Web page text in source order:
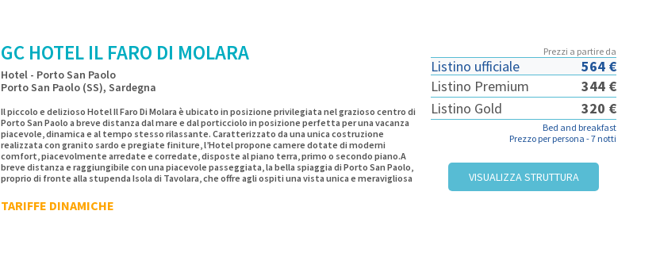
Località vicine: Castelsardo, Stintino, Santa Teresa di Gallura
GC HOTEL IL FARO DI MOLARA
Hotel - Porto San Paolo
Porto San Paolo (SS), Sardegna
Il piccolo e delizioso Hotel Il Faro Di Molara è ubicato in posizione privilegiata nel grazioso centro di
Porto San Paolo a breve distanza dal mare e dal porticciolo in posizione perfetta per una vacanza
piacevole, dinamica e al tempo stesso rilassante. Caratterizzato da una unica costruzione
realizzata con granito sardo e pregiate finiture, l’Hotel propone camere dotate di moderni
comfort, piacevolmente arredate e corredate, disposte al piano terra, primo o secondo piano.A
breve distanza e raggiungibile con una piacevole passeggiata, la bella spiaggia di Porto San Paolo,
proprio di fronte alla stupenda Isola di Tavolara, che offre agli ospiti una vista unica e meravigliosa
tipo di servizio, a breve distanza dalle numerose bellissime spiagge e calette e vicino ai vivaci
centri di San Teodoro e della Costa Smeralda.
TARIFFE DINAMICHE
Prezzi a partire da
Listino ufficiale
564 €
Listino Premium
344 €
Listino Gold
320 €
Bed and breakfast
Prezzo per persona -7 notti
VISUALIZZA STRUTTURA